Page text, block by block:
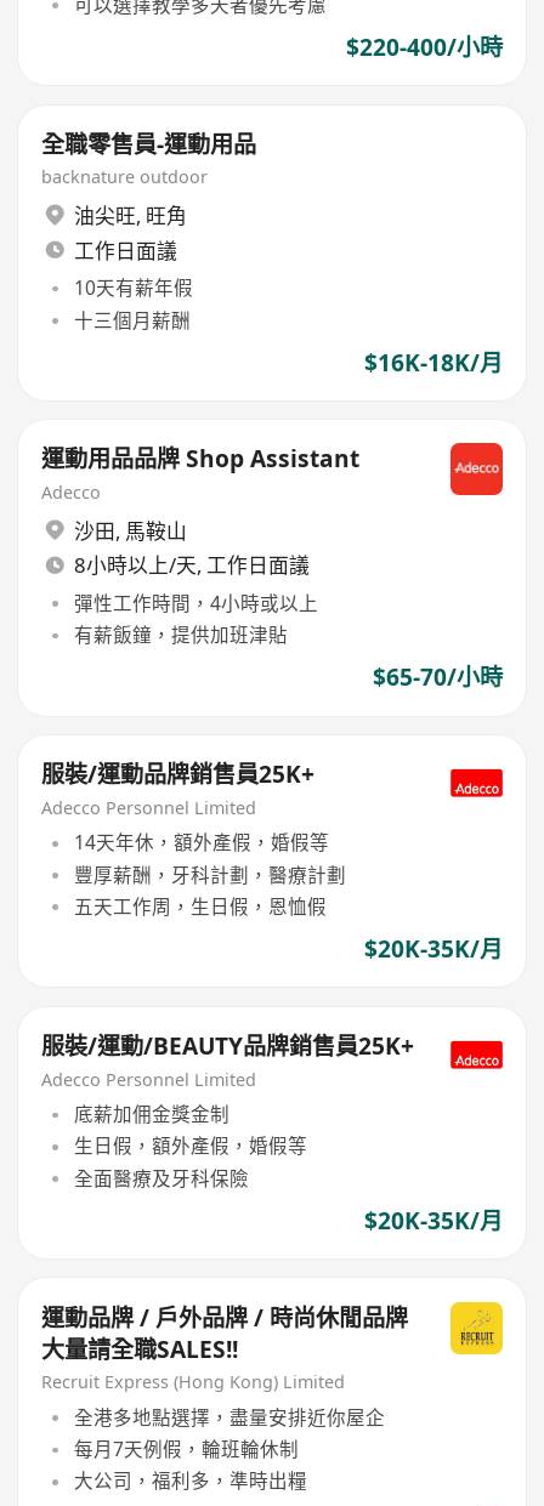
$220-400/小時
全職零售員-運動用品
backnature outdoor
油尖旺, 旺角
工作日面議
10天有薪年假
十三個月薪酬
$16K-18K/月
運動用品品牌 Shop Assistant
Adecco
沙田, 馬鞍山
8小時以上/天, 工作日面議
彈性工作時間，4小時或以上
有薪飯鐘，提供加班津貼
$65-70/小時
服裝/運動品牌銷售員25K+
Adecco Personnel Limited
14天年休，額外產假，婚假等
豐厚薪酬，牙科計劃，醫療計劃
五天工作周，生日假，恩恤假
$20K-35K/月
服裝/運動/BEAUTY品牌銷售員25K+
Adecco Personnel Limited
底薪加佣金獎金制
生日假，額外產假，婚假等
全面醫療及牙科保險
$20K-35K/月
運動品牌 / 戶外品牌 / 時尚休閒品牌
大量請全職SALES!!
Recruit Express (Hong Kong) Limited
全港多地點選擇，盡量安排近你屋企
每月7天例假，輪班輪休制
大公司，福利多，準時出糧